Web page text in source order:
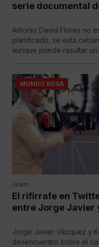
serie documental
Antonio David Flores no
planificado, se está
aunque puede resultar
MUNDO ROSA
Joem
El rifirrafe en
entre Jorge Javier
Jorge Javier Vázquez y
desencuentro sobre el